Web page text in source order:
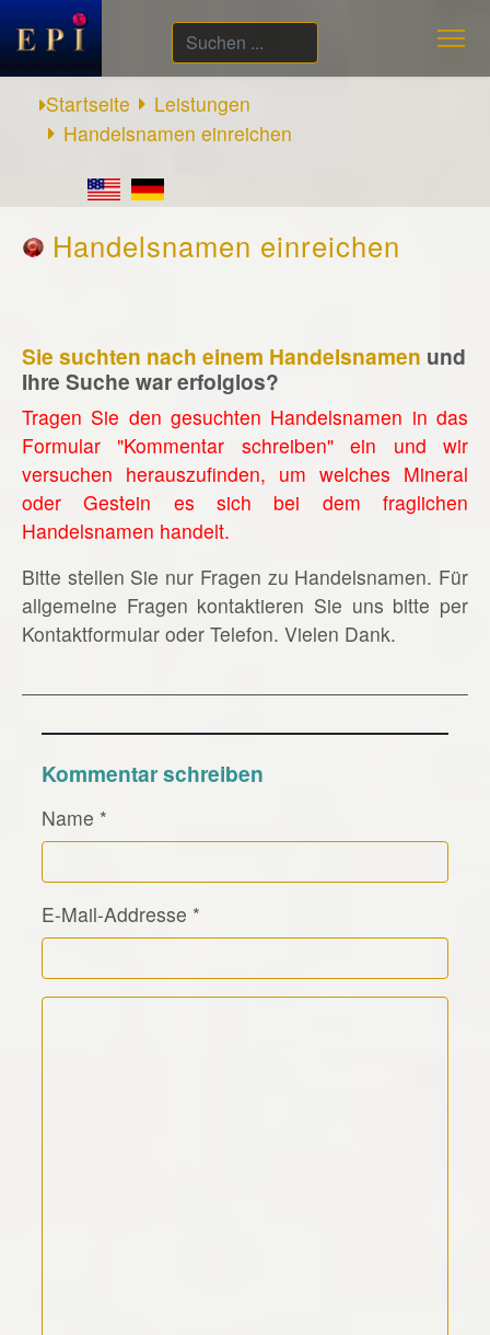
Suchen
...
Startseite
Leistungen
Handelsnamen einreichen
Handelsnamen einreichen
Sie suchten nach einem Handelsnamen und
Ihre Suche war erfolglos?
Tragen Sie den gesuchten Handelsnamen in das
Formular "Kommentar schreiben" ein und wir
versuchen herauszufinden, um welches Mineral
oder Gestein es sich bei dem fraglichen
Handelsnamen handelt.
Bitte stellen Sie nur Fragen zu Handelsnamen. Für
allgemeine Fragen kontaktieren Sie uns bitte per
Kontaktformular oder Telefon. Vielen Dank.
Kommentar schreiben
Name *
E-Mail-Addresse *
Kommentar Text